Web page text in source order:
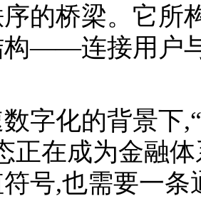
的桥梁。它所
构——连接用户
字化的背景下
正在成为金融
号,也需要一条